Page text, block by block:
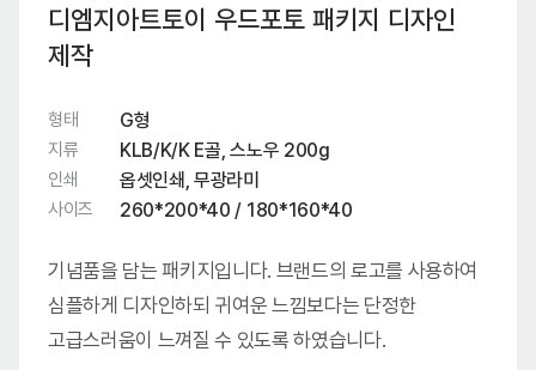
디엠지아트토이 우드포토 패키지 디자인
제작
형태 G형
지류 KLB/K/K E골, 스노우 200g
인쇄 옵셋인쇄, 무광라미
사이즈 260*200*40 / 180*160*40
기념품을 담는 패키지입니다. 브랜드의 로고를 사용하여
심플하게 디자인하되 귀여운 느낌보다는 단정한
고급스러움이 느껴질 수 있도록 하였습니다.